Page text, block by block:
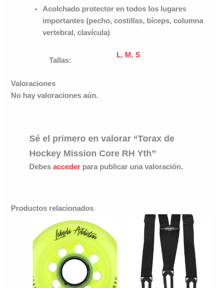
Acolchado protector en todos los lugares
importantes (pecho, costillas, bíceps, columna
vertebral, clavícula)
Tallas:
L, M ,S
Valoraciones
No hay valoraciones aún.
Sé el primero en valorar “Torax de
Hockey Mission Core RH Yth”
Debes accederpara publicar una valoración.
Productos relacionados